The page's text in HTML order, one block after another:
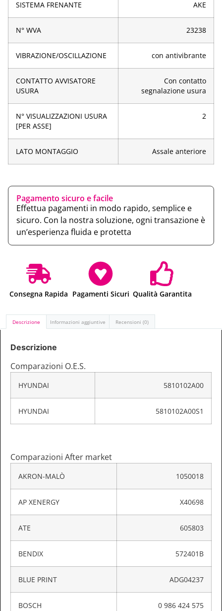
SISTEMA FRENANTE AKE
N° WVA 23238
VIBRAZIONE/OSCILLAZIONE con antivibrante
CONTATTO AVVISATORE
USURA
Con contatto
segnalazione usura
N° VISUALIZZAZIONI USURA
[PER ASSE]
2
LATO MONTAGGIO Assale anteriore
Pagamento sicuro e facile
Effettua pagamenti in modo rapido, semplice e
sicuro. Con la nostra soluzione, ogni transazione è
un’esperienza fluida e protetta
Consegna Rapida Pagamenti Sicuri Qualità Garantita
Descrizione Informazioni aggiuntive Recensioni (0)
Descrizione
Comparazioni O.E.S.
HYUNDAI 5810102A00
HYUNDAI 5810102A00S1
Comparazioni After market
AKRON-MALÒ 1050018
AP XENERGY X40698
ATE 605803
BENDIX 572401B
BLUE PRINT ADG04237
BOSCH 0 986 424 575